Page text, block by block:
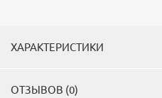
ХАРАКТЕРИСТИКИ
ОТЗЫВОВ (0)